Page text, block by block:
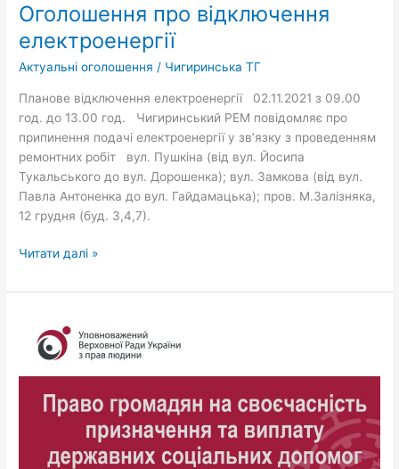
Оголошення про відключення
електроенергії
Актуальні оголошення / Чигиринська ТГ
Планове відключення електроенергії 02.11.2021 з 09.00
год. до 13.00 год. Чигиринський РЕМ повідомляє про
припинення подачі електроенергії у зв’язку з проведенням
ремонтних робіт вул. Пушкіна (від вул. Йосипа
Тукальського до вул. Дорошенка); вул. Замкова (від вул.
Павла Антоненка до вул. Гайдамацька); пров. М.Залізняка,
12 грудня (буд. 3,4,7).
відключення
Читати далі »
громадян
своєчасність
призначення
державних